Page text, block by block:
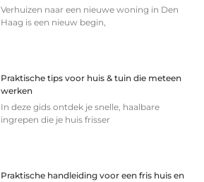
Verhuizen naar een nieuwe woning in Den
Haag is een nieuw begin,
Praktische tips voor huis & tuin die meteen
werken
In deze gids ontdek je snelle, haalbare
ingrepen die je huis frisser
Praktische handleiding voor een fris huis en